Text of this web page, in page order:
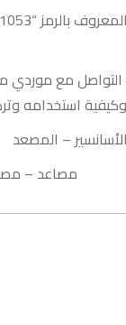
مع
استخدامه
الأسانسير– المصعد
مصاعد –